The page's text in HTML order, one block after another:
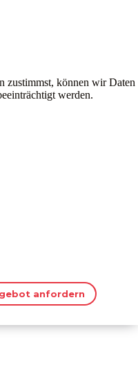
zustimmst, können wir Daten
werden.
anfordern